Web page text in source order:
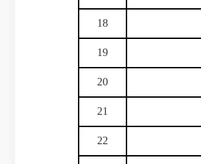
18
19
20
21
22